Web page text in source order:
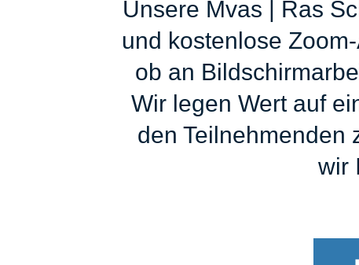
Unsere Mvas | Ras
und kostenlose
ob an
Wir legen Wert auf
den Teilnehmenden
wir